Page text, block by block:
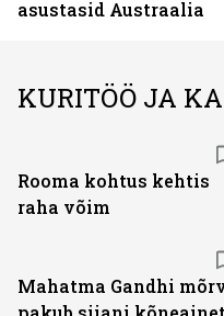
asustasid Austraalia
KURITÖÖ JA
Rooma kohtus kehtis
raha võim
Mahatma Gandhi